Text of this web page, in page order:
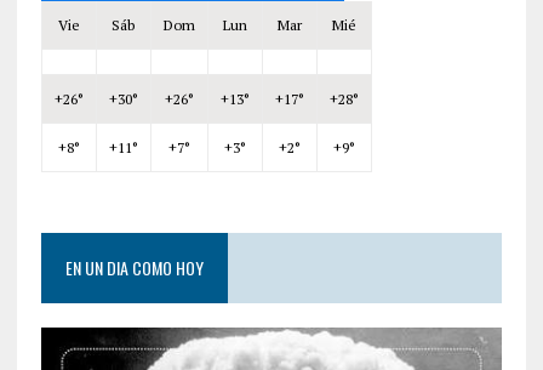
Vie Sáb Dom Lun Mar Mié
+26° +30° +26° +13° +17° +28°
+8° +11° +7° +3° +2° +9°
EN UN DIA COMO HOY